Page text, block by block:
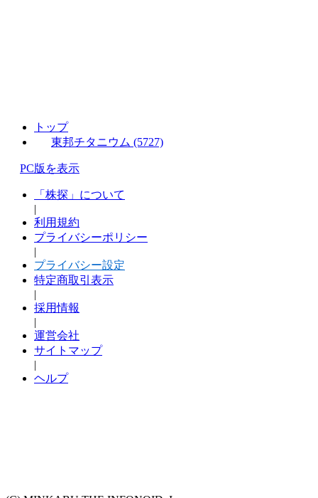
トップ
東邦チタニウム (5727)
PC版を表示
「株探」について
|
利用規約
プライバシーポリシー
|
プライバシー設定
特定商取引表示
|
採用情報
|
運営会社
サイトマップ
|
ヘルプ